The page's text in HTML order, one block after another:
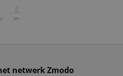
netwerk Zmodo